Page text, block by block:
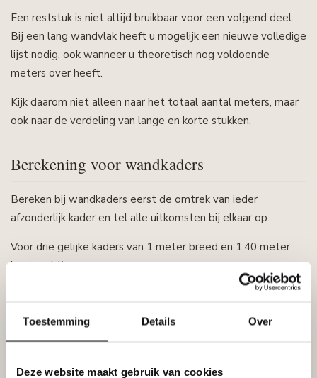
Toestemming Details Over
Deze website maakt gebruik van cookies
Een reststuk is niet altijd bruikbaar voor een volgend deel.
Bij een lang wandvlak heeft u mogelijk een nieuwe volledige
lijst nodig, ook wanneer u theoretisch nog voldoende
meters over heeft.
Kijk daarom niet alleen naar het totaal aantal meters, maar
ook naar de verdeling van lange en korte stukken.
Berekening voor wandkaders
Bereken bij wandkaders eerst de omtrek van ieder
afzonderlijk kader en tel alle uitkomsten bij elkaar op.
Voor drie gelijke kaders van 1 meter breed en 1,40 meter
hoog geldt:
Voor drie kaders: 3 × 4,80 = 14,40 meter